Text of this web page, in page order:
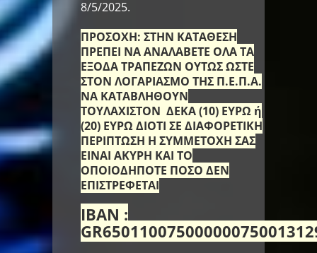
8/5/2025.
ΠΡΟΣΟΧΗ: ΣΤΗΝ ΚΑΤΑΘΕΣΗ
ΠΡΕΠΕΙ ΝΑ ΑΝΑΛΑΒΕΤΕ ΟΛΑ ΤΑ
ΕΞΟΔΑ ΤΡΑΠΕΖΩΝ ΟΥΤΩΣ ΩΣΤΕ
ΣΤΟΝ ΛΟΓΑΡΙΑΣΜΟ ΤΗΣ Π.Ε.Π.Α.
ΝΑ ΚΑΤΑΒΛΗΘΟΥΝ
ΤΟΥΛΑΧΙΣΤΟΝ ΔΕΚΑ (10) ΕΥΡΩ ή
(20) ΕΥΡΩ ΔΙΟΤΙ ΣΕ ΔΙΑΦΟΡΕΤΙΚΗ
ΠΕΡΙΠΤΩΣΗ Η ΣΥΜΜΕΤΟΧΗ ΣΑΣ
ΕΙΝΑΙ ΑΚΥΡΗ ΚΑΙ ΤΟ
ΟΠΟΙΟΔΗΠΟΤΕ ΠΟΣΟ ΔΕΝ
ΕΠΙΣΤΡΕΦΕΤΑΙ
IBAN :